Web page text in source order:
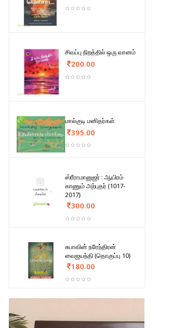
சிவப்பு நிறத்தில் ஒரு வானம்
200.00
FD மால்குடி மனிதர்கள்
395.00
ஸ்ரீராமானுஜர் : ஆயிரம்
காணும் அற்புதர் (1017-
2017)
300.00
சுபாவின் நரேந்திரன்
வைஜயந்தி (தொகுப்பு 10)
180.00